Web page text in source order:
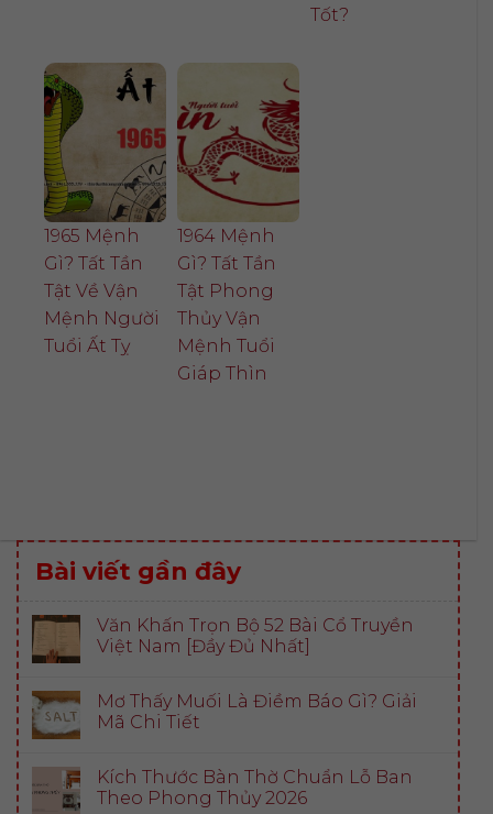
Tốt?
1965 Mệnh
Gì? Tất Tần
Tật Về Vận
Mệnh Người
Tuổi Ất Tỵ
1964 Mệnh
Gì? Tất Tần
Tật Phong
Thủy Vận
Mệnh Tuổi
Giáp Thìn
Bài viết gần đây
Văn Khấn Trọn Bộ 52 Bài Cổ Truyền
Việt Nam [Đầy Đủ Nhất]
Mơ Thấy Muối Là Điềm Báo Gì? Giải
Mã Chi Tiết
Kích Thước Bàn Thờ Chuẩn Lỗ Ban
Theo Phong Thủy 2026